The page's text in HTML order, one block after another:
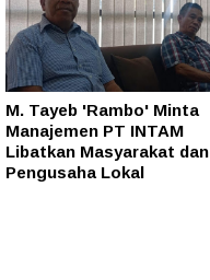
M. Tayeb 'Rambo' Minta
Manajemen PT INTAM
Libatkan Masyarakat dan
Pengusaha Lokal